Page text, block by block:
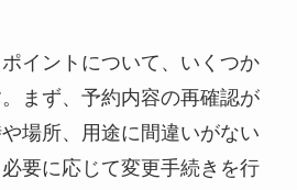
イントについて、いくつか
まず、予約内容の再確認が
場所、用途に間違いがない
要に応じて変更手続きを行